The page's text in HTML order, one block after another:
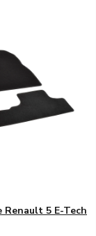
5 E-Tech